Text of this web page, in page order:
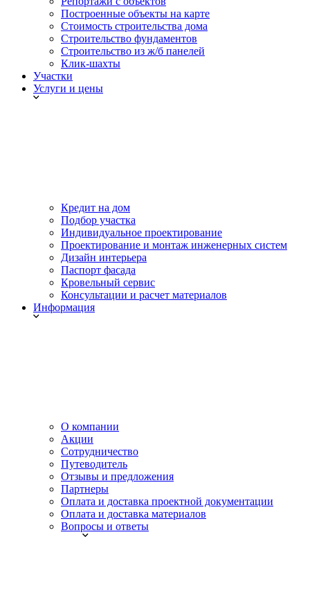
Построенные объекты на карте
Стоимость строительства дома
Строительство фундаментов
Строительство из ж/б панелей
Клик-шахты
Участки
Услуги и цены
Кредит на дом
Подбор участка
Индивидуальное проектирование
Проектирование и монтаж инженерных систем
Дизайн интерьера
Паспорт фасада
Кровельный сервис
Консультации и расчет материалов
Информация
О компании
Акции
Сотрудничество
Путеводитель
Отзывы и предложения
Партнеры
Оплата и доставка проектной документации
Оплата и доставка материалов
Вопросы и ответы